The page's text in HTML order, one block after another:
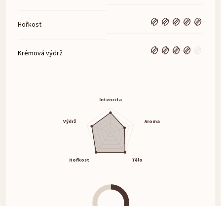
Hořkost
Krémová výdrž
Intenzita
Aroma
Tělo
Hořkost
Výdrž